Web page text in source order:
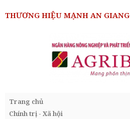
THƯƠNG HIỆU MẠNH AN GIANG
Trang chủ
Chính trị - Xã hội